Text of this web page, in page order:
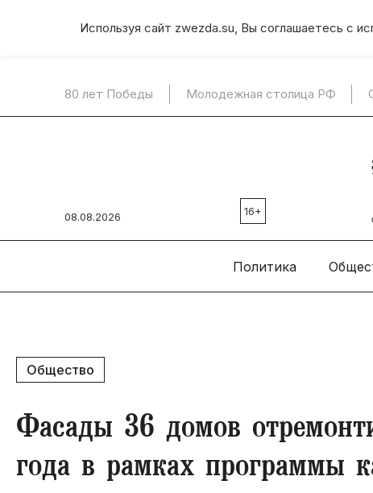
Используя сайт zwezda.su, Вы соглашаетесь с
80 лет Победы Молодежная столица РФ
08.08.2026 16+
Политика
Общество
Фасады 36 домов
года в рамках программы